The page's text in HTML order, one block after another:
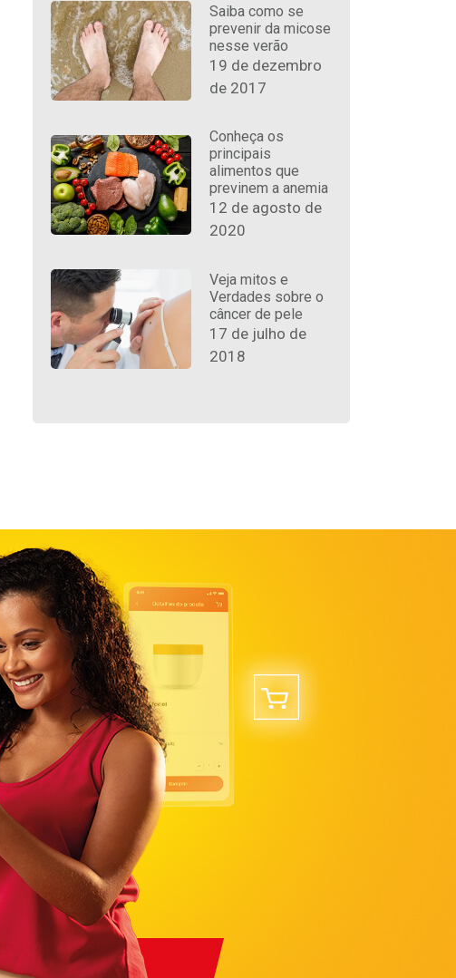
Saiba como se
prevenir da micose
nesse verão
19 de dezembro
de 2017
Conheça os
principais
alimentos que
previnem a anemia
12 de agosto de
2020
Veja mitos e
Verdades sobre o
câncer de pele
17 de julho de
2018